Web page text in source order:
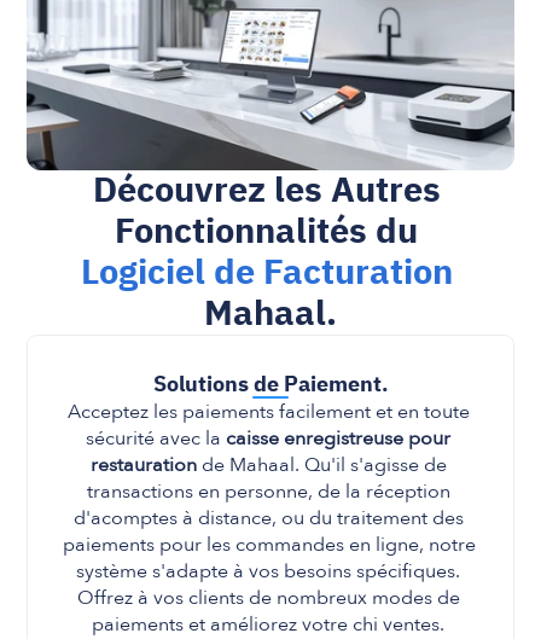
Découvrez les Autres
Logiciel de Facturation
Mahaal.
Solutions de Paiement.
Acceptez les paiements facilement et en toute
sécurité avec la caisse enregistreuse pour
restauration de Mahaal. Qu'il s'agisse de
transactions en personne, de la réception
d'acomptes à distance, ou du traitement des
paiements pour les commandes en ligne, notre
système s'adapte à vos besoins spécifiques.
Offrez à vos clients de nombreux modes de
paiements et améliorez votre chi ventes.